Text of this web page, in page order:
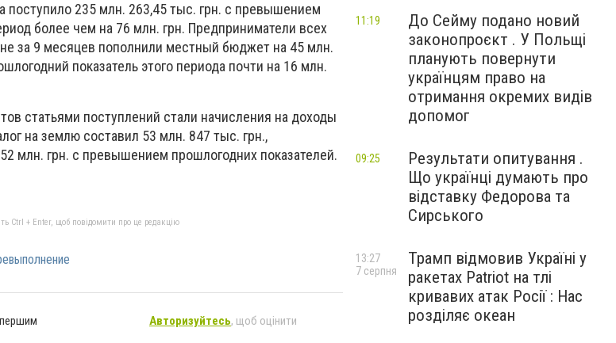
поступило 235 млн. 263,45 тыс. грн. с превышением
более чем на 76 млн. грн. Предприниматели всех
за 9 месяцев пополнили местный бюджет на 45 млн.
показатель этого периода почти на 16 млн.
статьями поступлений стали начисления на доходы
на землю составил 53 млн. 847 тыс. грн.,
млн. грн. с превышением прошлогодних показателей.
Ctrl + Enter, щоб повідомити про це редакцію
першим Авторизуйтесь, щоб оцінити
До Сейму подано новий
законопроєкт . У Польщі
планують повернути
українцям право на
отримання окремих видів
допомог
11:19
Результати опитування .
Що українці думають про
відставку Федорова та
Сирського
09:25
Трамп відмовив Україні у
ракетах Patriot на тлі
кривавих атак Росії : Нас
розділяє океан
13:27
7 серпня